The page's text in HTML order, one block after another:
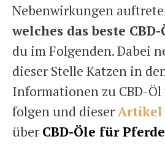
Nebenwirkungen
welches das beste
du im Folgenden. Dabei
dieser Stelle Katzen in
Informationen zu CBD-
folgen und dieserArtikel
über CBD-Öle für Pferde